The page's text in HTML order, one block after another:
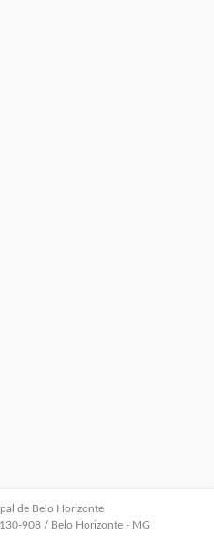
de Belo Horizonte
908 / Belo Horizonte - MG